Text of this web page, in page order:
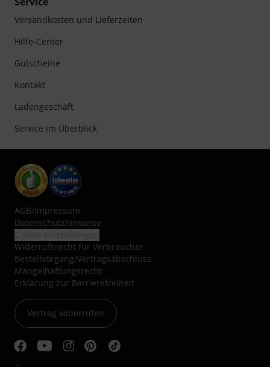
Versandkosten und Lieferzeiten
Hilfe-Center
Gutscheine
Kontakt
Ladengeschäft
Service im Überblick
AGB/Impressum
Datenschutzhinweise
Widerrufsrecht für Verbraucher
Bestellvorgang/Vertragsabschluss
Mängelhaftungsrecht
Erklärung zur Barrierefreiheit
Vertrag widerrufen